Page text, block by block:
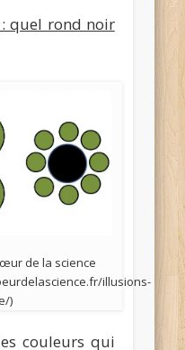
quel rond noir
de la science
illusions-
)
couleurs qui